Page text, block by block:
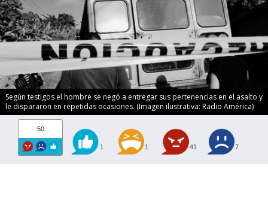
Según testigos el hombre se negó a entregar sus pertenencias en el asalto y
le dispararon en repetidas ocasiones. (Imagen ilustrativa: Radio América)
50
1 1 41 7